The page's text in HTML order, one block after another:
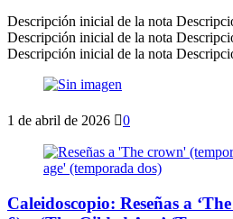
Descripción inicial de la nota
Descripción inicial de la nota
Descripción inicial de la nota
1 de abril de 2026 0
Caleidoscopio: Reseñas a